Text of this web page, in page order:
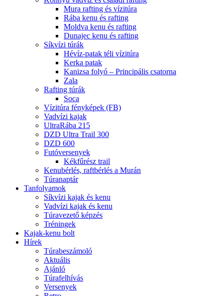
Mura rafting és vízitúra
Rába kenu és rafting
Moldva kenu és rafting
Dunajec kenu és rafting
Síkvízi túrák
Hévíz-patak téli vízitúra
Kerka patak
Kanizsa folyó – Principális csatorna
Zala
Rafting túrák
Soca
Vízitúra fényképek (FB)
Vadvízi kajak
UltraRába 215
DZD Ultra Trail 300
DZD 600
Futóversenyek
Kékfűrész trail
Kenubérlés, raftbérlés a Murán
Túranaptár
Tanfolyamok
Síkvízi kajak és kenu
Vadvízi kajak és kenu
Túravezető képzés
Tréningek
Kajak-kenu bolt
Hírek
Túrabeszámoló
Aktuális
Ajánló
Túrafelhívás
Versenyek